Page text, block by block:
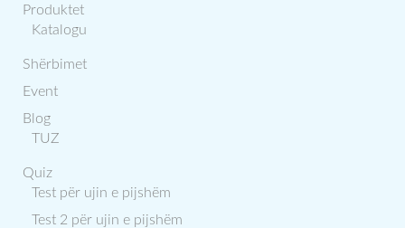
Produktet
Katalogu
Shërbimet
Event
Blog
TUZ
Quiz
Test për ujin e pijshëm
Test 2 për ujin e pijshëm